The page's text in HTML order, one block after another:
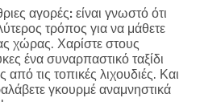
αγορές: είναι γνωστό ότι
τρόπος για να μάθετε
χώρας. Χαρίστε στους
ένα συναρπαστικό ταξίδι
από τις τοπικές λιχουδιές. Και
γκουρμέ αναμνηστικά